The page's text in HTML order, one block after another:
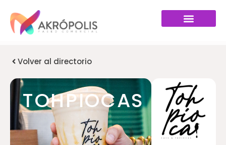
Volver al directorio
TOHPIOCAS